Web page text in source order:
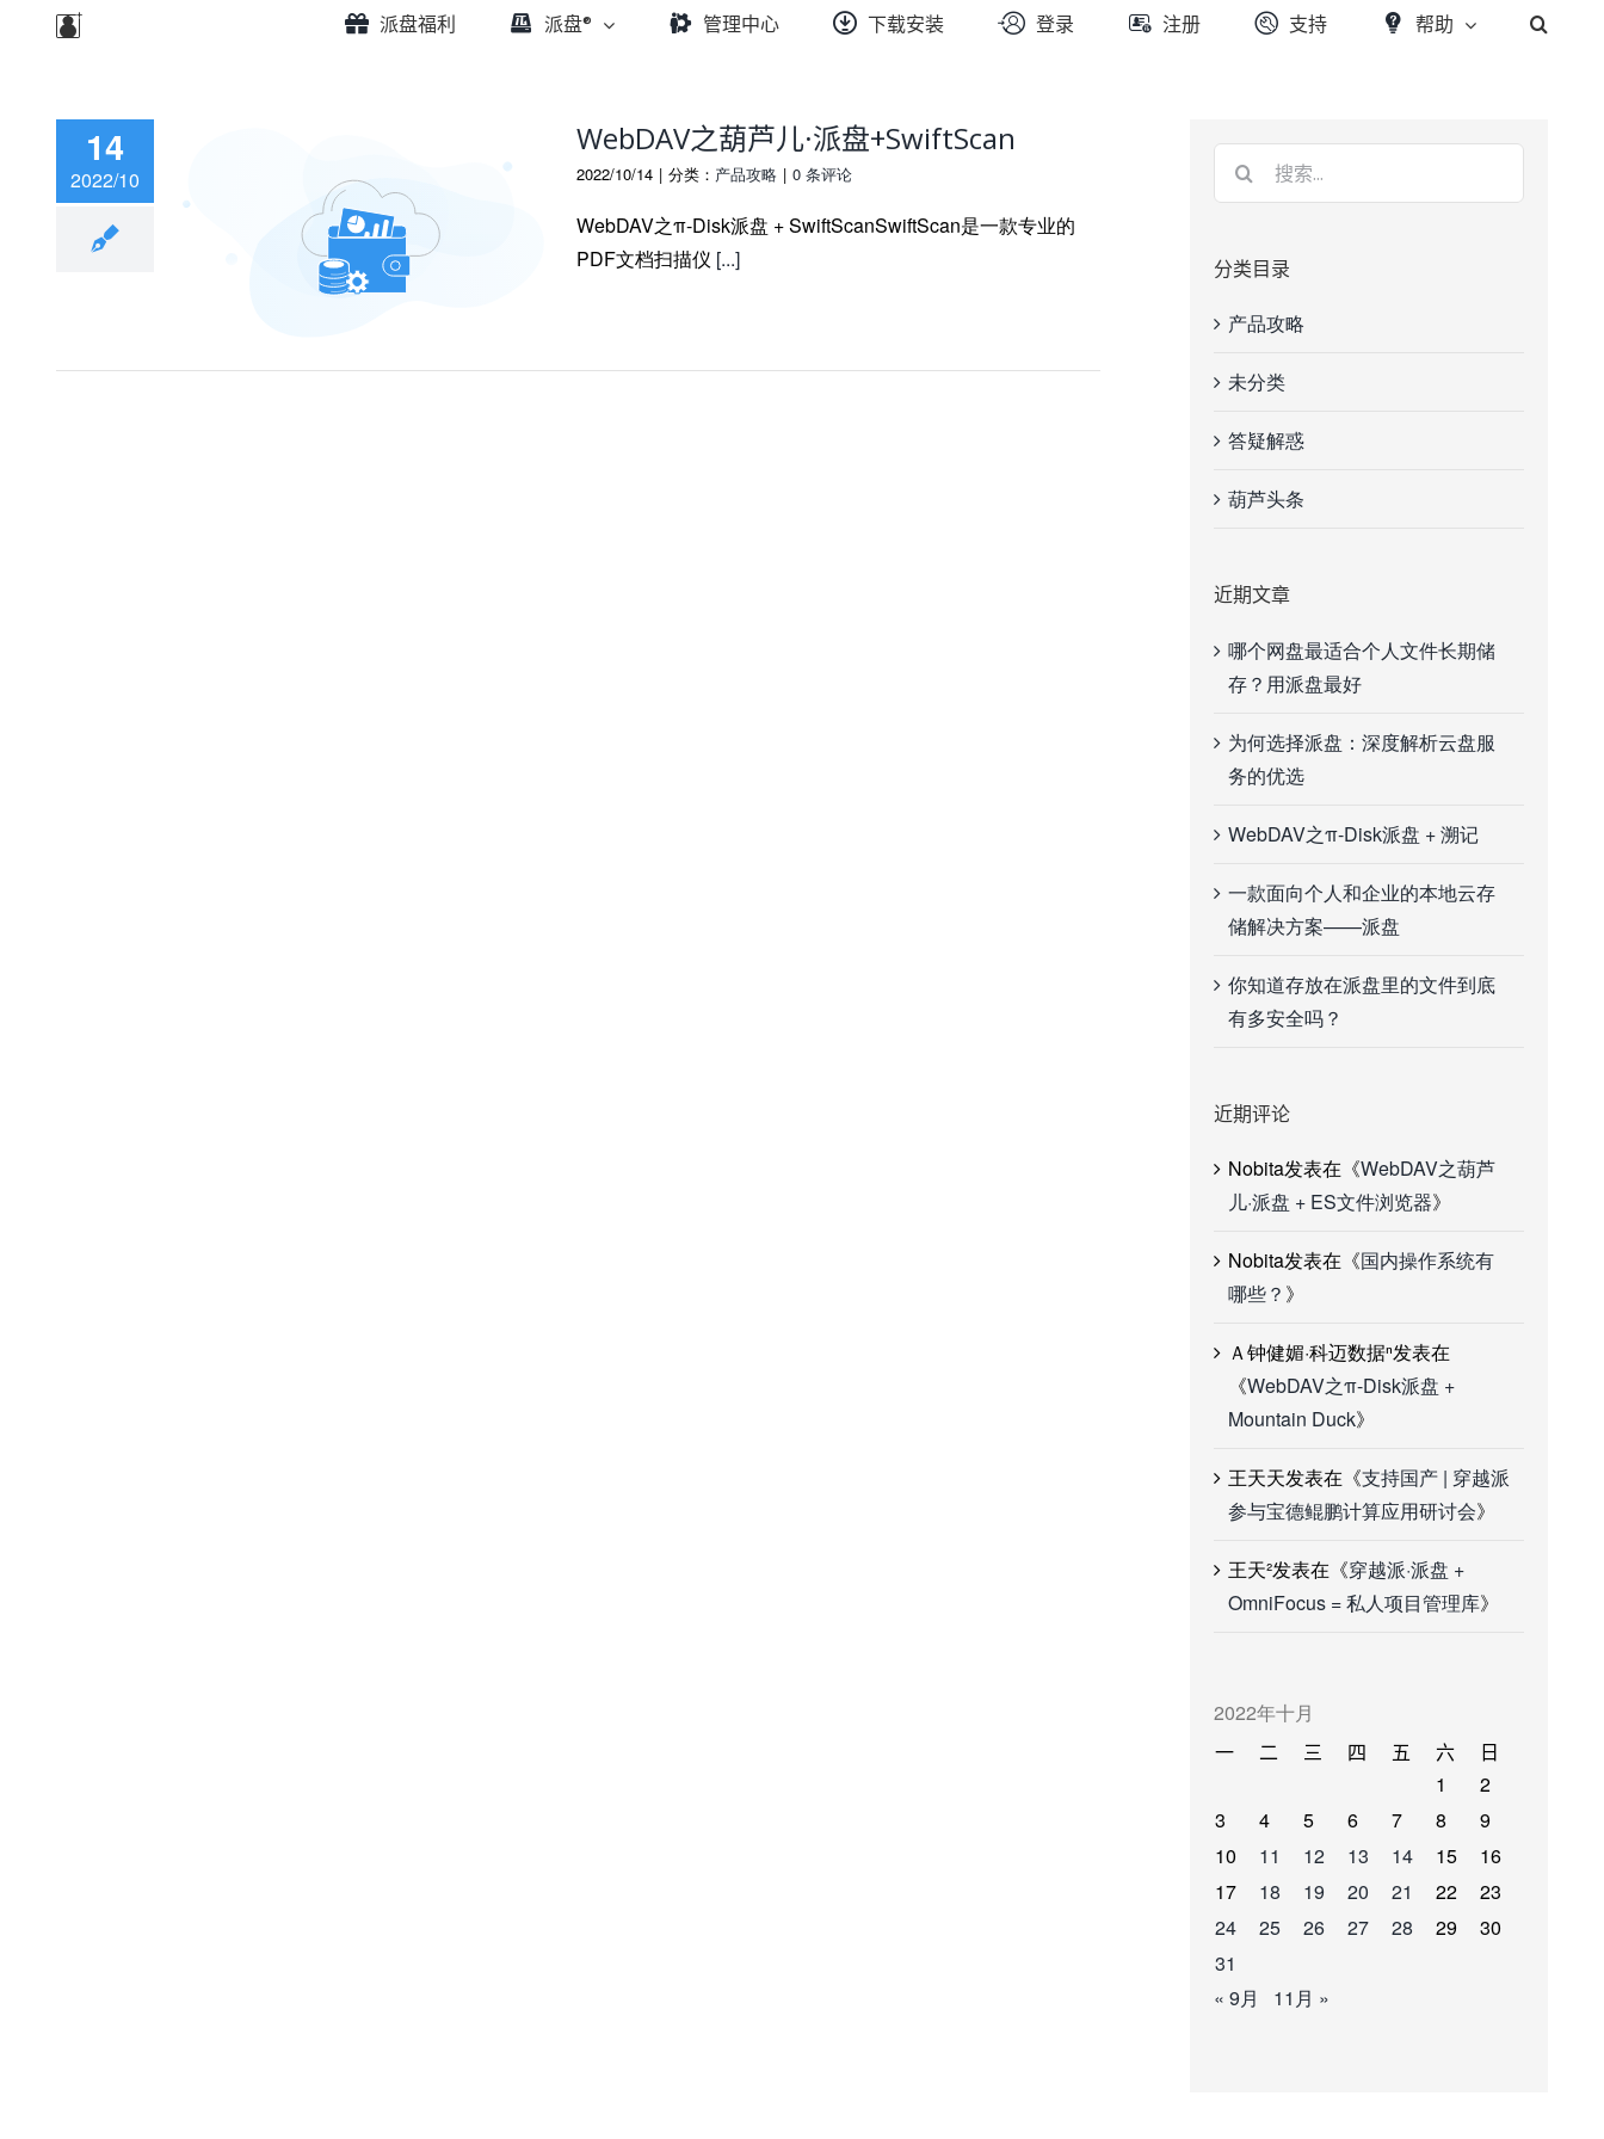
派盘福利 派盘® 管理中心 下载安装 登录 注册 支持 帮助
14
2022/10
WebDAV之葫芦儿·派盘+SwiftScan
2022/10/14 | 分类： 产品攻略 | 0 条评论
WebDAV之π-Disk派盘 + SwiftScanSwiftScan是一款专业的
PDF文档扫描仪 [...] 分类目录
产品攻略
未分类
答疑解惑
葫芦头条
近期文章
哪个网盘最适合个人文件长期储
存？用派盘最好
为何选择派盘：深度解析云盘服
务的优选
WebDAV之π-Disk派盘 + 溯记
一款面向个人和企业的本地云存
储解决方案——派盘
你知道存放在派盘里的文件到底
有多安全吗？
近期评论
Nobita发表在《WebDAV之葫芦
儿·派盘 + ES文件浏览器》
Nobita发表在《国内操作系统有
哪些？ 》
Ａ钟健媚·科迈数据ⁿ发表在
《WebDAV之π-Disk派盘 +
Mountain Duck》
王天天发表在《支持国产 | 穿越派
参与宝德鲲鹏计算应用研讨会》
王天²发表在《穿越派·派盘 +
OmniFocus = 私人项目管理库》
2022年十月
一 二 三 四 五 六 日
1
2
3
4 5 6 7 8
9
10
11 12 13 14 15
16
17
18 19 20 21 22
23
24
25 26 27 28 29
30
31
« 9月
11月 »